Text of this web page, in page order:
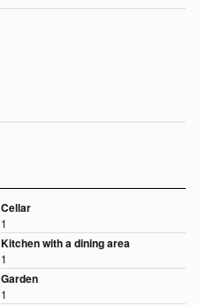
Cellar
1
Kitchen with a dining area
1
Garden
1